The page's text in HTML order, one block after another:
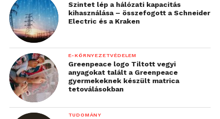
Szintet lép a hálózati kapacitás
kihasználása – összefogott a Schneider
Electric és a Kraken
E-KÖRNYEZETVÉDELEM
Greenpeace logo Tiltott vegyi
anyagokat talált a Greenpeace
gyermekeknek készült matrica
tetoválásokban
TUDOMÁNY